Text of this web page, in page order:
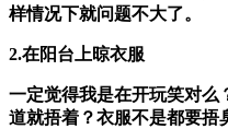
样情况下就问题不大了。
2.在阳台上晾衣服
一定觉得我是在开玩笑对么
道就捂着？衣服不是都要捂